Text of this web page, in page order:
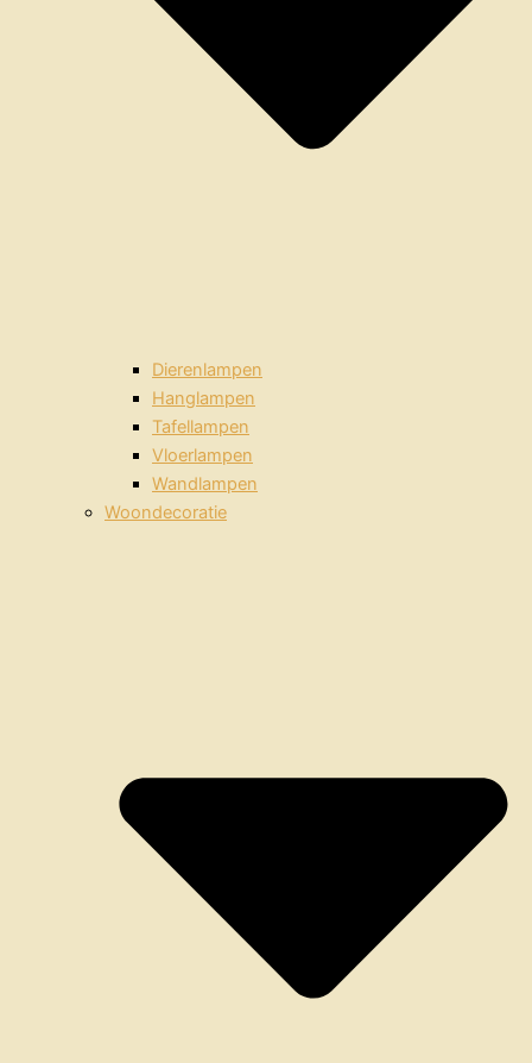
Dierenlampen
Hanglampen
Tafellampen
Vloerlampen
Wandlampen
Woondecoratie